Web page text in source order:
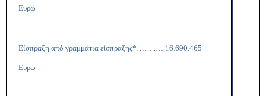
Ευρώ
Είσπραξη από γραμμάτια είσπραξης*……..… 16.690.465
Ευρώ